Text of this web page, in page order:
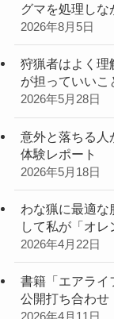
グマを処理しな
2026年8月5日
狩猟者はよく理
が担っていいこ
2026年5月28日
意外と落ちる人
体験レポート
2026年5月18日
わな猟に最適な
して私が「オ
2026年4月22日
書籍「エアライ
公開打ち合わせ